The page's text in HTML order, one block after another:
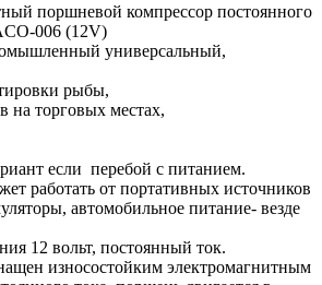
поршневой компрессор постоянного
006 (12V)
универсальный,
рыбы,
на торговых местах,
если перебой с питанием.
работать от портативных источников
автомобильное питание- везде
12 вольт, постоянный ток.
износостойким электромагнитным